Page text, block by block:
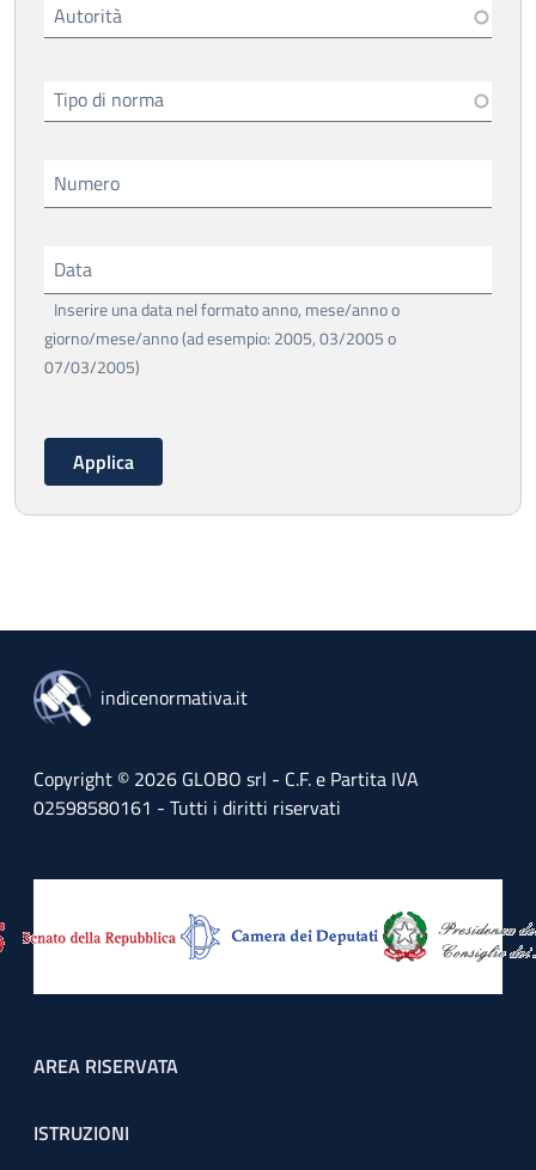
Autorità
Tipo di norma
Numero
Data
Inserire una data nel formato anno, mese/anno o
giorno/mese/anno (ad esempio: 2005, 03/2005 o
07/03/2005)
indicenormativa.it
Copyright © 2026 GLOBO srl - C.F. e Partita IVA
02598580161 - Tutti i diritti riservati
Footer menu
AREA RISERVATA
ISTRUZIONI